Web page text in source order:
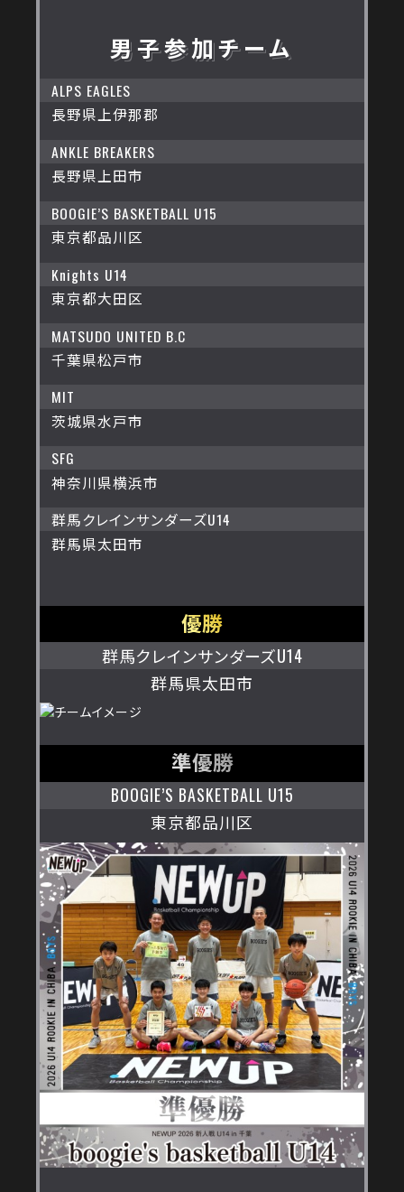
男子参加チーム
ALPS EAGLES
長野県上伊那郡
ANKLE BREAKERS
長野県上田市
BOOGIE’S BASKETBALL U15
東京都品川区
Knights U14
東京都大田区
MATSUDO UNITED B.C
千葉県松戸市
MIT
茨城県水戸市
SFG
神奈川県横浜市
群馬クレインサンダーズU14
群馬県太田市
優勝
群馬クレインサンダーズU14
群馬県太田市
準優勝
BOOGIE’S BASKETBALL U15
東京都品川区